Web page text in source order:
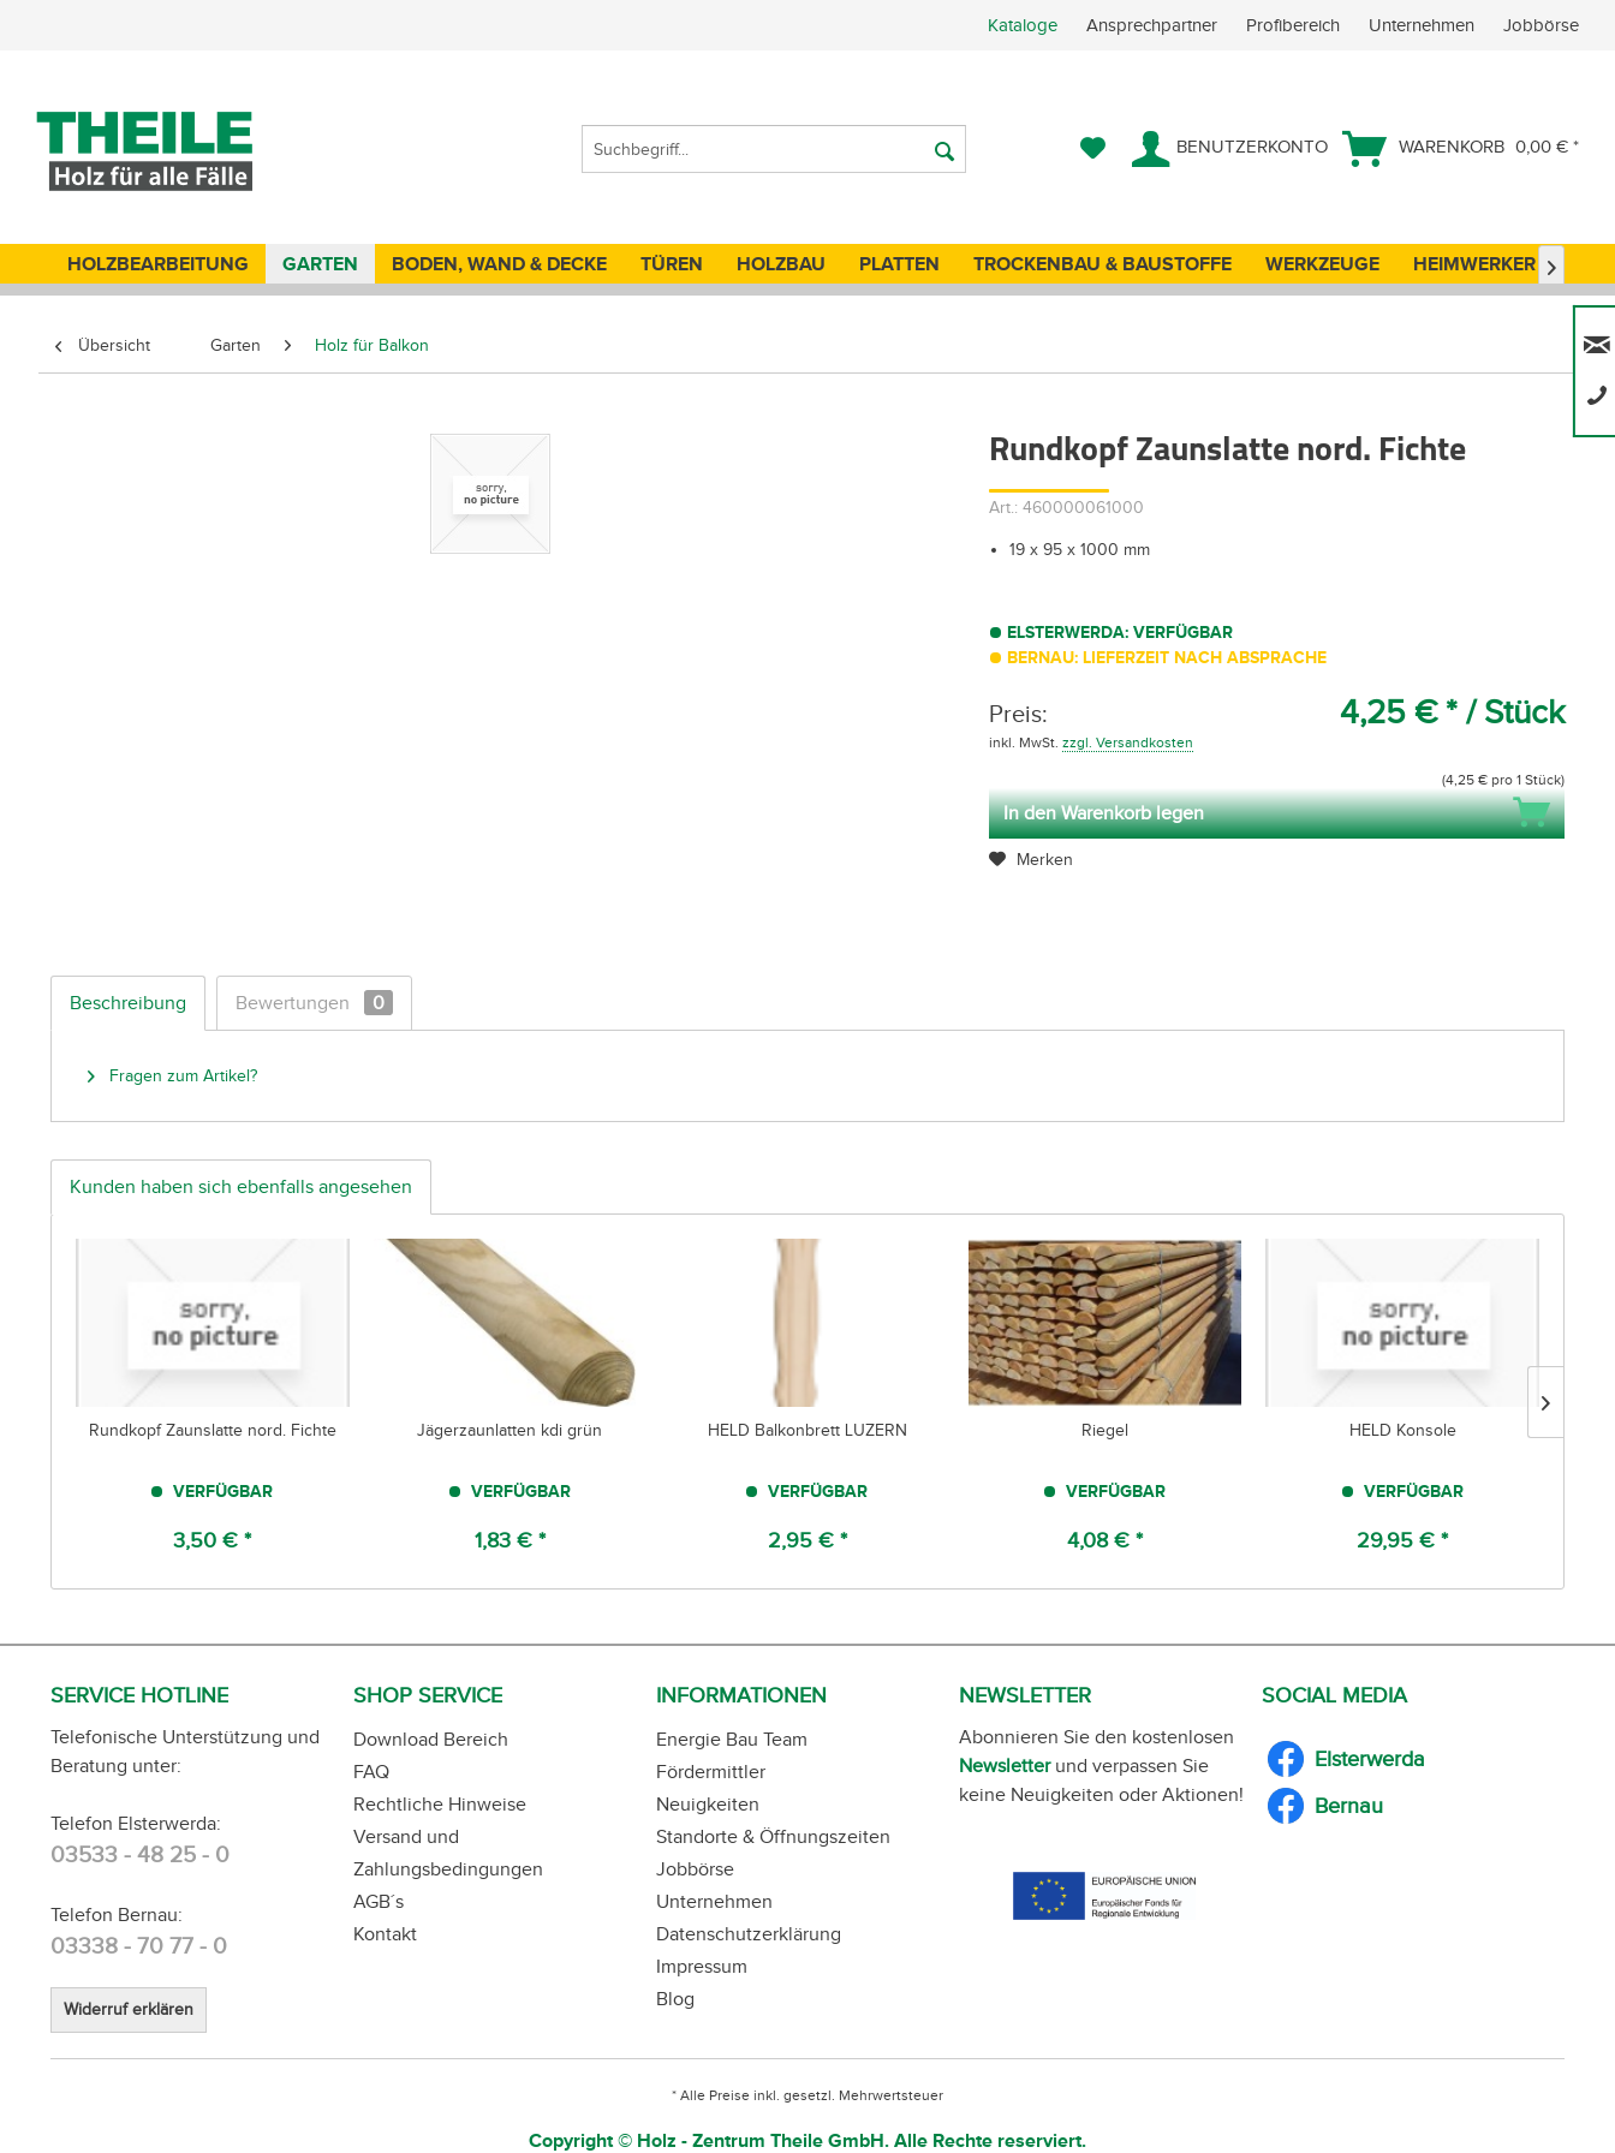
Kataloge Ansprechpartner Profibereich Unternehmen Jobbörse
BENUTZERKONTO WARENKORB 0,00 € *
HOLZBEARBEITUNG GARTEN BODEN, WAND & DECKE TÜREN HOLZBAU PLATTEN TROCKENBAU & BAUSTOFFE WERKZEUGE HEIMWERKER 
Übersicht Garten Holz für Balkon
Rundkopf Zaunslatte nord. Fichte
Art.: 460000061000
19 x 95 x 1000 mm
ELSTERWERDA: VERFÜGBAR
BERNAU: LIEFERZEIT NACH ABSPRACHE
Preis: 4,25 € * / Stück
inkl. MwSt.zzgl. Versandkosten
(4,25 € pro 1 Stück)
In den Warenkorb legen
Merken
Beschreibung Bewertungen 0
Fragen zum Artikel?
Kunden haben sich ebenfalls angesehen
Rundkopf Zaunslatte nord. Fichte
VERFÜGBAR
3,50 € *
Jägerzaunlatten kdi grün
VERFÜGBAR
1,83 € *
HELD Balkonbrett LUZERN
VERFÜGBAR
2,95 € *
Riegel
VERFÜGBAR
4,08 € *
HELD Konsole
VERFÜGBAR
29,95 € *
SERVICE HOTLINE
Telefonische Unterstützung und
Beratung unter:
Telefon Elsterwerda:
03533 - 48 25 - 0
Telefon Bernau:
03338 - 70 77 - 0
Widerruf erklären
SHOP SERVICE
Download Bereich
FAQ
Rechtliche Hinweise
Versand und
Zahlungsbedingungen
AGB´s
Kontakt
INFORMATIONEN
Energie Bau Team
Fördermittler
Neuigkeiten
Standorte & Öffnungszeiten
Jobbörse
Unternehmen
Datenschutzerklärung
Impressum
Blog
NEWSLETTER
Abonnieren Sie den kostenlosen
Newsletterund verpassen Sie
keine Neuigkeiten oder Aktionen!
SOCIAL MEDIA
Elsterwerda
Bernau
* Alle Preise inkl. gesetzl. Mehrwertsteuer
Copyright © Holz - Zentrum Theile GmbH. Alle Rechte reserviert.